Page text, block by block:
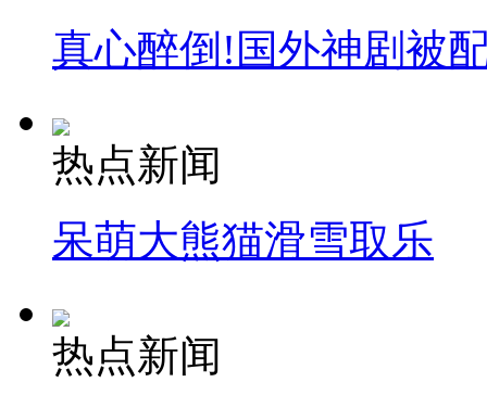
真心醉倒!国外神剧被
热点新闻
呆萌大熊猫滑雪取乐
热点新闻